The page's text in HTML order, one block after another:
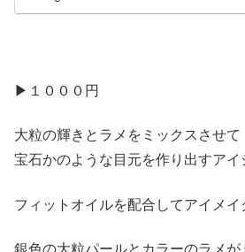
▶︎１０００円
大粒の輝きとラメをミックスさせて
宝石かのような目元を作り出すアイ
フィットオイルを配合してアイメイ
銀色の大粒パールとカラーのラメが